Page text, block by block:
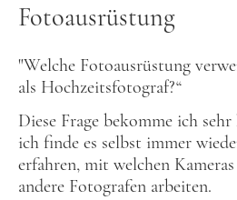
Fotoausrüstung
"Welche Fotoausrüstung
als Hochzeitsfotograf?“
Diese Frage bekomme ich
ich finde es selbst immer
erfahren, mit welchen
andere Fotografen arbeiten.